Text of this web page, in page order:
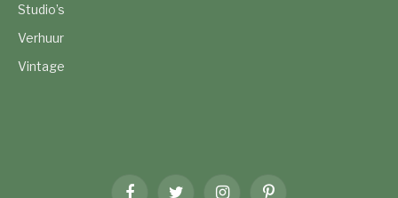
Studio’s
Verhuur
Vintage